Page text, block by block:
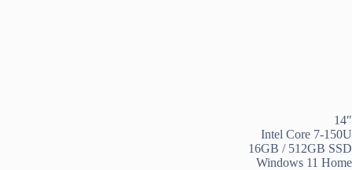
14″
Intel Core 7-150U
16GB / 512GB SSD
Windows 11 Home